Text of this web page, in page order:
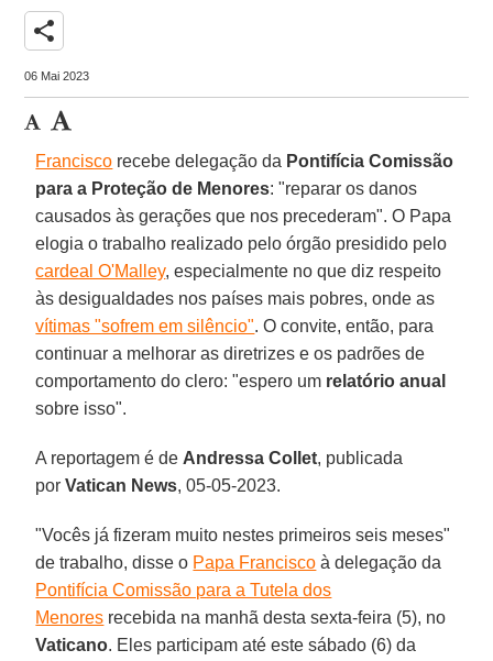
share
06 Mai 2023
Francisco recebe delegação da Pontifícia Comissão
para a Proteção de Menores: "reparar os danos
causados às gerações que nos precederam". O Papa
elogia o trabalho realizado pelo órgão presidido pelo
cardeal O'Malley, especialmente no que diz respeito
às desigualdades nos países mais pobres, onde as
vítimas "sofrem em silêncio". O convite, então, para
continuar a melhorar as diretrizes e os padrões de
comportamento do clero: "espero um relatório anual
sobre isso".
A reportagem é de Andressa Collet, publicada
porVatican News, 05-05-2023.
"Vocês já fizeram muito nestes primeiros seis meses"
de trabalho, disse o Papa Francisco à delegação da
Pontifícia Comissão para a Tutela dos
Menores recebida na manhã desta sexta-feira (5), no
Vaticano. Eles participam até este sábado (6) da